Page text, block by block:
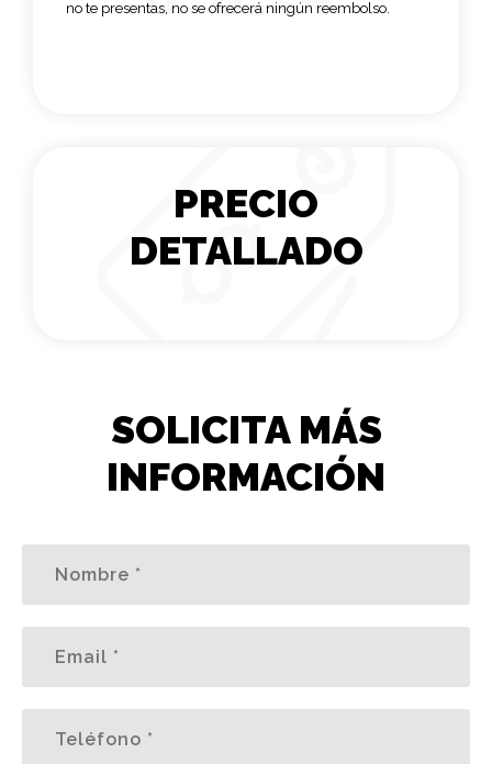
no te presentas, no se ofrecerá ningún reembolso.
PRECIO
DETALLADO
SOLICITA MÁS
INFORMACIÓN